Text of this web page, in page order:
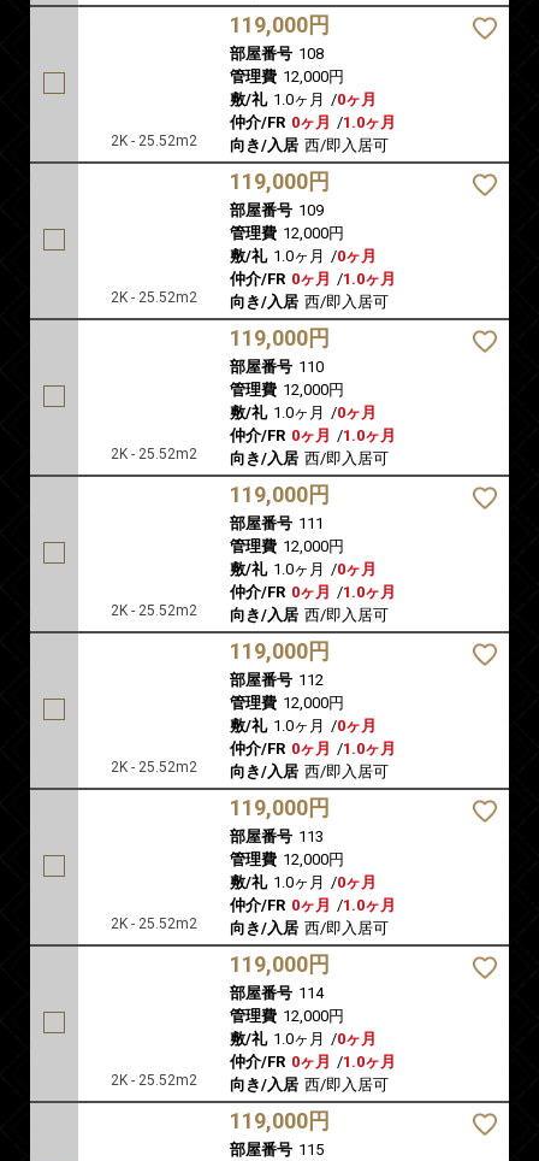
2K - 25.52m2
119,000円
部屋番号 108
管理費 12,000円
敷/礼 1.0ヶ月 /0ヶ月
仲介/FR 0ヶ月 /1.0ヶ月
向き/入居 西/即入居可
2K - 25.52m2
119,000円
部屋番号 109
管理費 12,000円
敷/礼 1.0ヶ月 /0ヶ月
仲介/FR 0ヶ月 /1.0ヶ月
向き/入居 西/即入居可
2K - 25.52m2
119,000円
部屋番号 110
管理費 12,000円
敷/礼 1.0ヶ月 /0ヶ月
仲介/FR 0ヶ月 /1.0ヶ月
向き/入居 西/即入居可
2K - 25.52m2
119,000円
部屋番号 111
管理費 12,000円
敷/礼 1.0ヶ月 /0ヶ月
仲介/FR 0ヶ月 /1.0ヶ月
向き/入居 西/即入居可
2K - 25.52m2
119,000円
部屋番号 112
管理費 12,000円
敷/礼 1.0ヶ月 /0ヶ月
仲介/FR 0ヶ月 /1.0ヶ月
向き/入居 西/即入居可
2K - 25.52m2
119,000円
部屋番号 113
管理費 12,000円
敷/礼 1.0ヶ月 /0ヶ月
仲介/FR 0ヶ月 /1.0ヶ月
向き/入居 西/即入居可
2K - 25.52m2
119,000円
部屋番号 114
管理費 12,000円
敷/礼 1.0ヶ月 /0ヶ月
仲介/FR 0ヶ月 /1.0ヶ月
向き/入居 西/即入居可
119,000円
部屋番号 115